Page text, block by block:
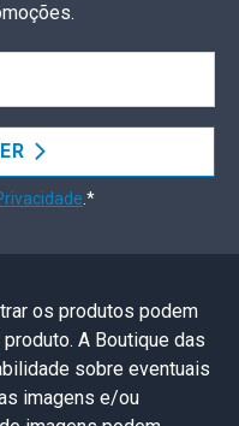
.*
os produtos podem
A Boutique das
sobre eventuais
imagens e/ou